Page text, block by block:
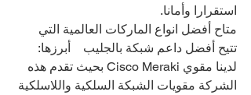
استقرارا وأمانا.
متاح أفضل انواع الماركات العالمية التي
تتيح أفضل داعم شبكة بالجليب    أبرزها:
لدينا مقوي Cisco Meraki بحيث تقدم هذه
الشركة مقويات الشبكة السلكية واللاسلكية